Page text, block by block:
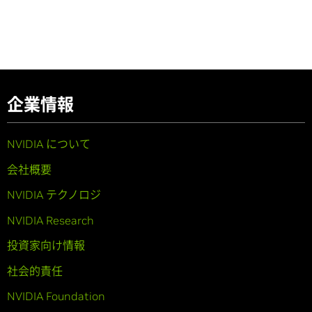
企業情報
NVIDIA について
会社概要
NVIDIA テクノロジ
NVIDIA Research
投資家向け情報
社会的責任
NVIDIA Foundation